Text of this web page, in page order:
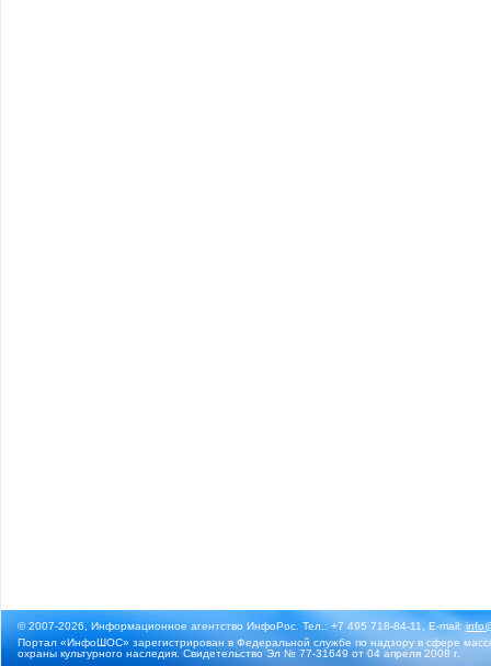
© 2007-2026, Информационное агентство ИнфоРос. Тел.: +7 495 718-84-11, E-mail:
Портал «ИнфоШОС» зарегистрирован в Федеральной службе по надзору в сфере
охраны культурного наследия. Свидетельство Эл № 77-31649 от 04 апреля 2008 г.